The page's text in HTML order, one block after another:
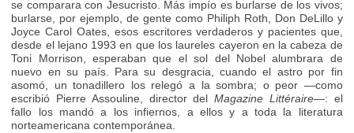
se comparara con Jesucristo. Más impío es burlarse de los vivos;
burlarse, por ejemplo, de gente como Philiph Roth, Don DeLillo y
Joyce Carol Oates, esos escritores verdaderos y pacientes que,
desde el lejano 1993 en que los laureles cayeron en la cabeza de
Toni Morrison, esperaban que el sol del Nobel alumbrara de
nuevo en su país. Para su desgracia, cuando el astro por fin
asomó, un tonadillero los relegó a la sombra; o peor —como
escribió Pierre Assouline, director del Magazine Littéraire—: el
fallo los mandó a los infiernos, a ellos y a toda la literatura
norteamericana contemporánea.